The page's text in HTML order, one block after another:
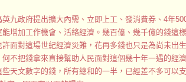
九政府提出擴大內需、立即上工、發消費券、4年
增加工作機會、活絡經濟。幾百億、幾千億的錢這樣
面對這場世紀經濟災難，花再多錢也只是為尚未出
不把錢拿來直接幫助人民面對這個幾十年一遇的經
天文數字的錢，所有總和的一半，已經差不多可以